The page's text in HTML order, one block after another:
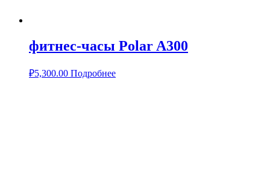
фитнес-часы Polar A300
₽5,300.00 Подробнее